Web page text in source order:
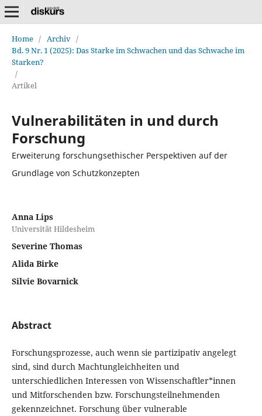
Home / Archiv /
Bd. 9 Nr. 1 (2025): Das Starke im Schwachen und das Schwache im
Starken?
/
Artikel
Vulnerabilitäten in und durch
Forschung
Erweiterung forschungsethischer Perspektiven auf der
Grundlage von Schutzkonzepten
Anna Lips
Universität Hildesheim
Severine Thomas
Alida Birke
Silvie Bovarnick
Abstract
Forschungsprozesse, auch wenn sie partizipativ angelegt
sind, sind durch Machtungleichheiten und
unterschiedlichen Interessen von Wissenschaftler*innen
und Mitforschenden bzw. Forschungsteilnehmenden
gekennzeichnet. Forschung über vulnerable